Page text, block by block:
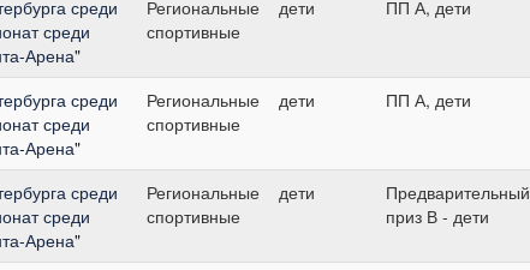
среди
среди
Арена"
Региональные
спортивные
дети ПП А, дети
среди
среди
Арена"
Региональные
спортивные
дети ПП А, дети
среди
среди
Арена"
Региональные
спортивные
дети
Предварительный
приз В - дети